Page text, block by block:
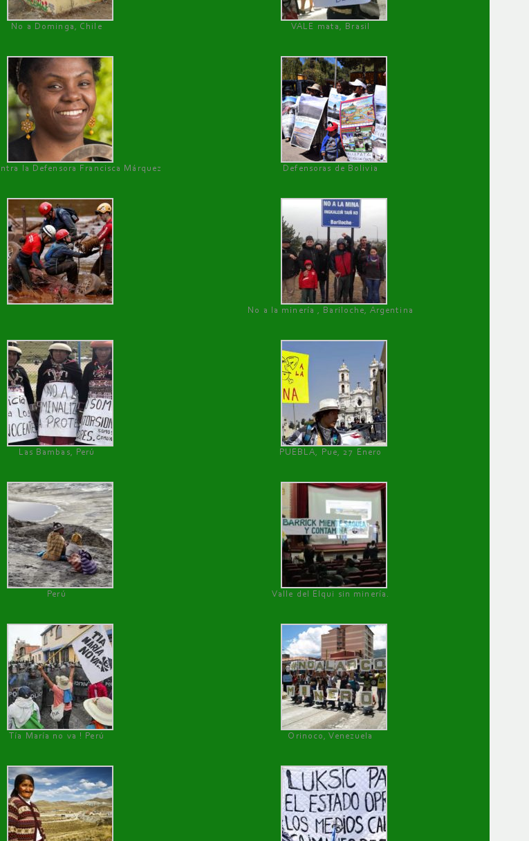
No a Dominga, Chile
VALE mata, Brasil
la Defensora Francisca Márquez Defensoras de Bolivia
No a la minería , Bariloche, Argentina
Las Bambas, Perú PUEBLA, Pue, 27 Enero
Perú Valle del Elqui sin minería.
Tía María no va ! Perú Orinoco, Venezuela